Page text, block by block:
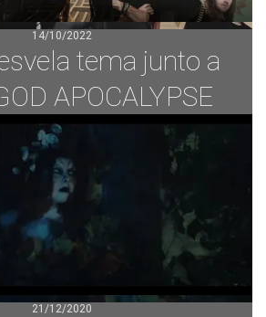
14/10/2022
tema junto a
APOCALYPSE
21/12/2020